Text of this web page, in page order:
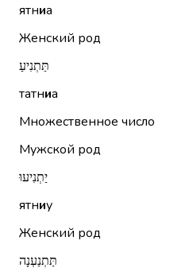
ятниа
Женский род
תַּתְנִיעַ
татниа
Множественное число
Мужской род
יַתְנִיעוּ
ятниу
Женский род
תַּתְנַעְנָה